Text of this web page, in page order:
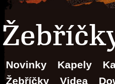
Novinky Kapely
Žebříčky
Videa